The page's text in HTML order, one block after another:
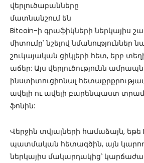
վերլուծաբանները
մատնանշում են
Bitcoin-ի գրաֆիկների ներկայիս
միտումը՝ նշելով նմանություններ
շուկայական ցիկլերի հետ, երբ
աճեր: Այս վերլուծությունն
ինստիտուցիոնալ
ավելի ու ավելի բարենպաստ
ֆոնին:
Վերջին տվյալների համաձայն,
պատմական հետագծին, այն կարող
ներկայիս մակարդակից՝